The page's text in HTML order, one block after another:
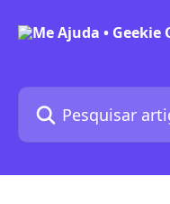
Pesquisar artigos...